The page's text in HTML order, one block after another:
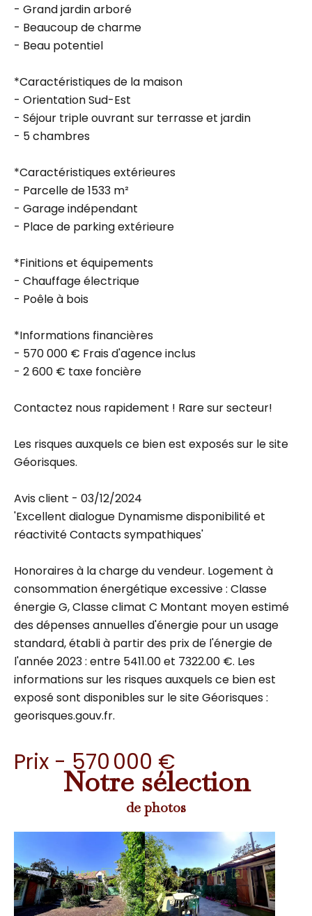
- Grand jardin arboré
- Beaucoup de charme
- Beau potentiel
*Caractéristiques de la maison
- Orientation Sud-Est
- Séjour triple ouvrant sur terrasse et jardin
- 5 chambres
*Caractéristiques extérieures
- Parcelle de 1533 m²
- Garage indépendant
- Place de parking extérieure
*Finitions et équipements
- Chauffage électrique
- Poêle à bois
*Informations financières
- 570 000 € Frais d'agence inclus
- 2 600 € taxe foncière
Contactez nous rapidement ! Rare sur secteur!
Les risques auxquels ce bien est exposés sur le site
Géorisques.
Avis client - 03/12/2024
'Excellent dialogue Dynamisme disponibilité et
réactivité Contacts sympathiques'
Honoraires à la charge du vendeur. Logement à
consommation énergétique excessive : Classe
énergie G, Classe climat C Montant moyen estimé
des dépenses annuelles d'énergie pour un usage
standard, établi à partir des prix de l'énergie de
l'année 2023 : entre 5411.00 et 7322.00 €. Les
informations sur les risques auxquels ce bien est
exposé sont disponibles sur le site Géorisques :
georisques.gouv.fr.
Prix - 570 000 €
Notre sélection
de photos